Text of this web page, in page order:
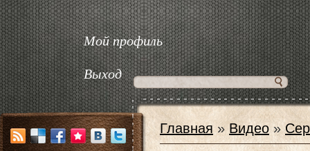
Мой профиль
Выход
Главная »Видео »